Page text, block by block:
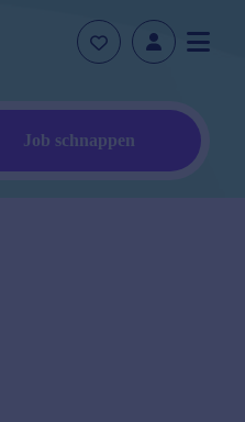
Job schnappen